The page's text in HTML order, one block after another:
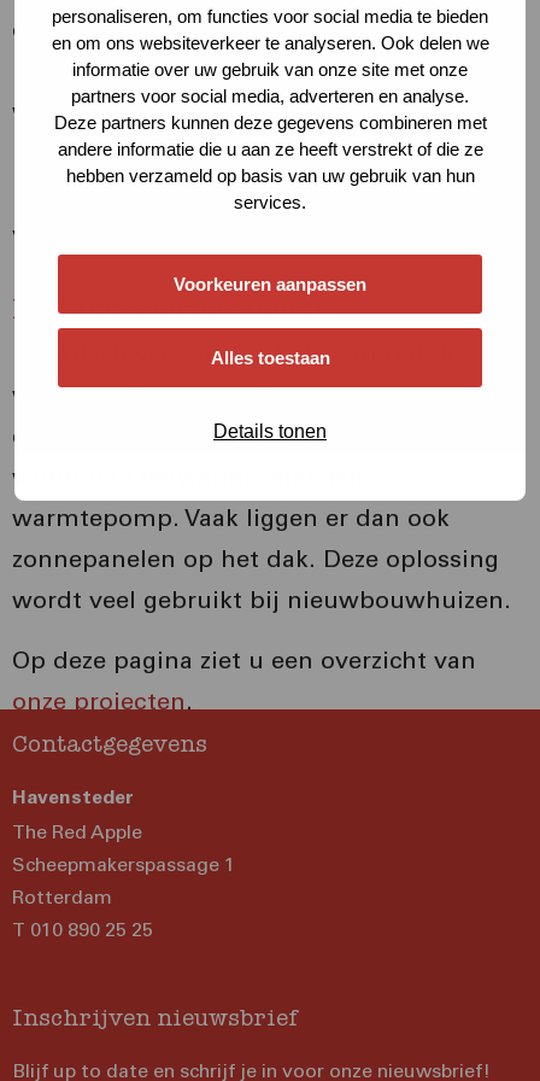
personaliseren, om functies voor social media te bieden
en om ons websiteverkeer te analyseren. Ook delen we
informatie over uw gebruik van onze site met onze
partners voor social media, adverteren en analyse.
Deze partners kunnen deze gegevens combineren met
andere informatie die u aan ze heeft verstrekt of die ze
hebben verzameld op basis van uw gebruik van hun
services.
Voorkeuren aanpassen
Alles toestaan
Details tonen
de huizen voor verwarming en warm
kraanwater. In de woning zelf hangt een
warmte-afleverset die aangesloten is op die
buizen en op de radiatoren in de woning. In
Rotterdam worden warmtenetten vaak
verwarmd met restwarmte uit de haven.
Elektrisch verwarmen
Elektrisch verwarmen betekent dat de
woning geheel elektrisch verwarmd wordt,
en dus geen aardgas meer heeft. Het huis
wordt dan verwarmd met een
warmtepomp. Vaak liggen er dan ook
zonnepanelen op het dak. Deze oplossing
wordt veel gebruikt bij nieuwbouwhuizen.
Op deze pagina ziet u een overzicht van
onze projecten.
Contactgegevens
Havensteder
The Red Apple
Scheepmakerspassage 1
Rotterdam
T 010 890 25 25
Inschrijven nieuwsbrief
Blijf up to date en schrijf je in voor onze nieuwsbrief!